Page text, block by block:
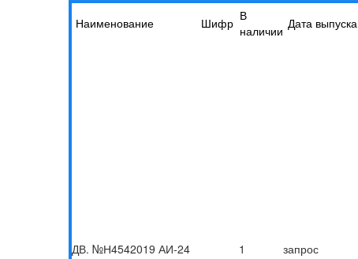
Наименование Шифр В
наличии Дата выпуска
ДВ. №Н4542019 АИ-24 1 запрос